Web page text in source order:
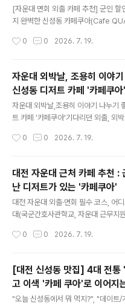
A)
[자운대 면회 외출 카페 추천] 군인 할
지 완벽한 신성동 카페쿠아(Cafe
을 만나는 소중한 시간, 밥 먹고 나서
한 '카페쿠아(Cafe QUA)'를 강력 추
대에서 차로 금방 도착할 수 있는 가까
출이나 면회 시간 아끼기에도 딱 좋은
을 추천하는 핵심 이유 3가지를 정리
을 위한 특별한 할인 혜택 🪖 나라를 지
을 제공하고 있어요. 휴가증이나 외출
0 0 2026. 7. 19.
자운대 외박날, 조용히 이야
신성동 디저트 카페 '카페쿠아'
자운대 외박날,조용히 이야기 나누기
트 카페 '카페쿠아'기다리던 외출, 외
커피가 있는 카페죠. 자운대 근처에 예
동 '카페쿠아(Cafe QUA)'입니다.☕
착한 카페 가장 먼저 눈에 띄었던 건
어요. 요즘 물가도 비싼데, 군복 입은
보여주면 할인을 해주는 따뜻한 인심
설 때부터 기분이 좋아지는 곳입니다.
불러도 안 시킬 수가 없어요. 커피도 산
0 0 2026. 7. 19.
대전 자운대 근처 카페 추천 :
난 디저트가 있는 '카페쿠아'
대전 자운대 외출·면회 필수 코스, 어
대(국군간호사관학교, 자운대 근무지
와 가까우면서도 제대로 된 휴식을 취
야 하는 3가지 이유1. 장병 우대: 확실
션군인 혜택을 제공하는 매장이 점차
카페쿠아는 국가에 헌신하는 장병들
0 0 2026. 7. 19.
[대전 신성동 맛집] 4대 전통
고 이색 '카페 쿠아'로 이어지
루 코스
"오늘 신성동에서 뭐 먹지?", "데이트/